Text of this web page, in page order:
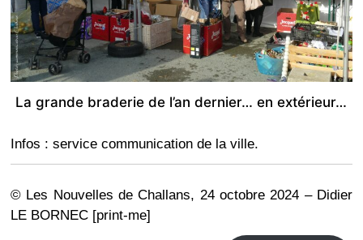
La grande braderie de l’an dernier… en extérieur…
Infos : service communication de la ville.
© Les Nouvelles de Challans, 24 octobre 2024 – Didier
LE BORNEC [print-me]